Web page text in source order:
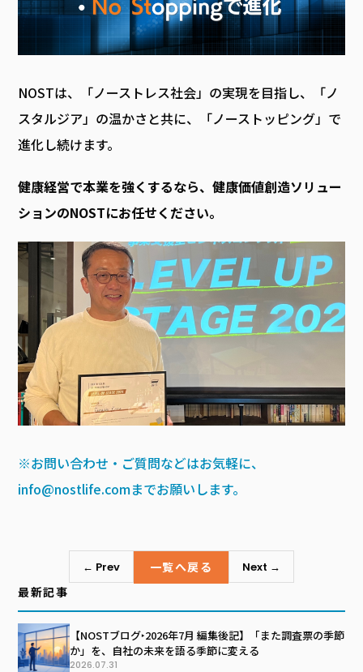
NOSTは、「ノーストレス社会」の実現を目指し、「ノ
スタルジア」の温かさと共に、「ノーストッピング」で
進化し続けます。
健康経営で本業を強くするなら、健康価値創造ソリュー
ションのNOSTにお任せください。
※お問い合わせ・ご質問などはお気軽に、
info@nostlife.comまでお願いします。
← Prev 一覧へ戻る Next →
最新記事
【NOSTブログ‣2026年7月 編集後記】「また調査票の季節
か」を、自社の未来を語る季節に変える
2026.07.31